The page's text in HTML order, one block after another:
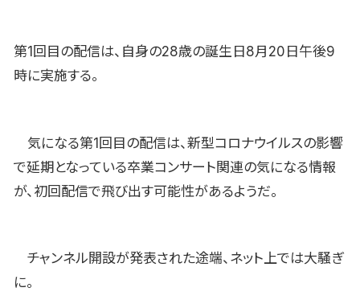
第1回目の配信は、自身の28歳の誕生日8月20日午後9
時に実施する。
気になる第1回目の配信は、新型コロナウイルスの影響
で延期となっている卒業コンサート関連の気になる情報
が、初回配信で飛び出す可能性があるようだ。
チャンネル開設が発表された途端、ネット上では大騒ぎ
に。